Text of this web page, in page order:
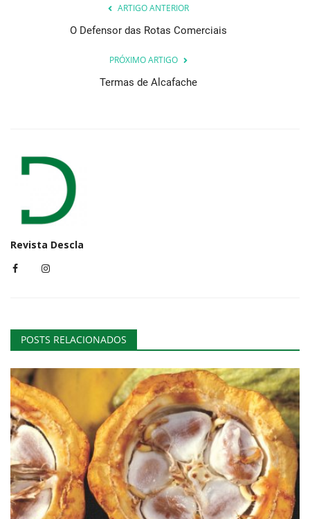
ARTIGO ANTERIOR
O Defensor das Rotas Comerciais
PRÓXIMO ARTIGO
Termas de Alcafache
Revista Descla
POSTS RELACIONADOS